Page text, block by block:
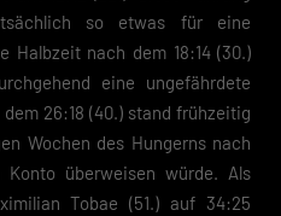
so etwas für eine
Halbzeit nach dem 18:14 (30.)
eine ungefährdete
26:18 (40.) stand frühzeitig
Wochen des Hungerns nach
überweisen würde. Als
Tobae (51.) auf 34:25